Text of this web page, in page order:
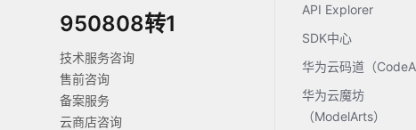
950808转1
技术服务咨询
售前咨询
备案服务
云商店咨询
API Explorer
SDK中心
华为云码道（
华为云魔坊
（ModelArts）